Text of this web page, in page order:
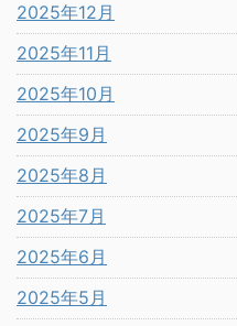
2025年12月
2025年11月
2025年10月
2025年9月
2025年8月
2025年7月
2025年6月
2025年5月